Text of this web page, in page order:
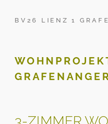
BV26 LIENZ 1
GRAFENANGER